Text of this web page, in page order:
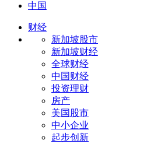
中国
财经
新加坡股市
新加坡财经
全球财经
中国财经
投资理财
房产
美国股市
中小企业
起步创新